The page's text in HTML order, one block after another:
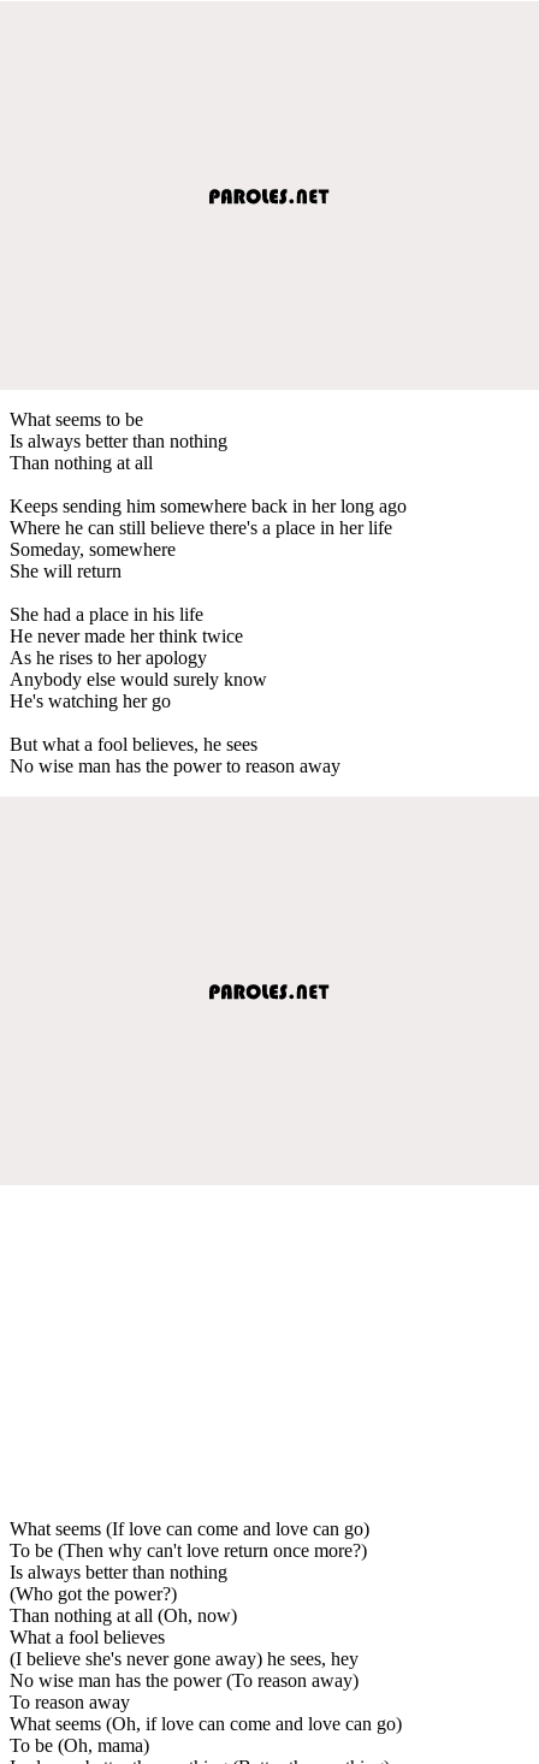
What seems to be
Is always better than nothing
Than nothing at all
Keeps sending him somewhere back in her long ago
Where he can still believe there's a place in her life
Someday, somewhere
She will return
She had a place in his life
He never made her think twice
As he rises to her apology
Anybody else would surely know
He's watching her go
But what a fool believes, he sees
No wise man has the power to reason away
What seems (If love can come and love can go)
To be (Then why can't love return once more?)
Is always better than nothing
(Who got the power?)
Than nothing at all (Oh, now)
What a fool believes
(I believe she's never gone away) he sees, hey
No wise man has the power (To reason away)
To reason away
What seems (Oh, if love can come and love can go)
To be (Oh, mama)